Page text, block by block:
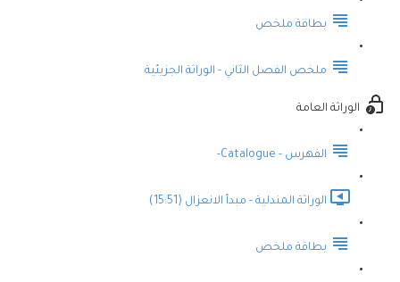
بطاقة ملخص
ملخص الفصل الثاني - الوراثة الجزيئية
الوراثة العامة
الفهرس - Catalogue-
الوراثة المندلية - مبدأ الانعزال (15:51)
بطاقة ملخص